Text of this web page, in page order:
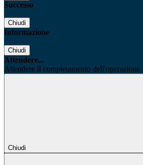
Successo
Chiudi
Informazione
Chiudi
Attendere...
Attendere il completamento
Chiudi